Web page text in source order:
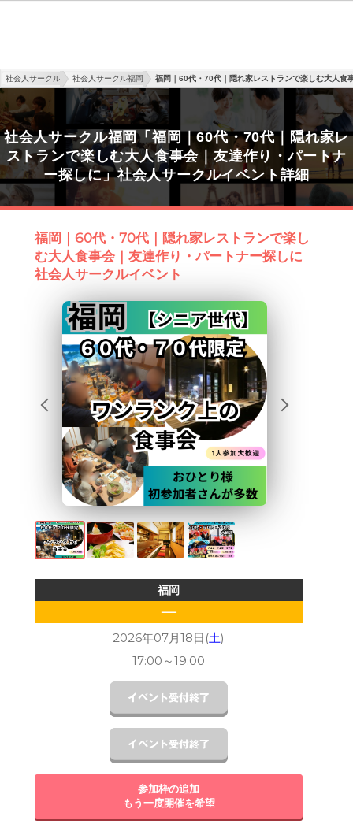
社会人サークル 社会人サークル福岡 福岡｜60代・70代｜隠れ家レストランで楽しむ大人食
社会人サークル福岡「福岡｜60代・70代｜隠れ家レ
ストランで楽しむ大人食事会｜友達作り・パートナ
ー探しに」社会人サークルイベント詳細
福岡｜60代・70代｜隠れ家レストランで楽し
む大人食事会｜友達作り・パートナー探しに
社会人サークルイベント
福岡
----
2026年07月18日(土)
17:00 ～19:00
参加枠の追加
もう一度開催を希望